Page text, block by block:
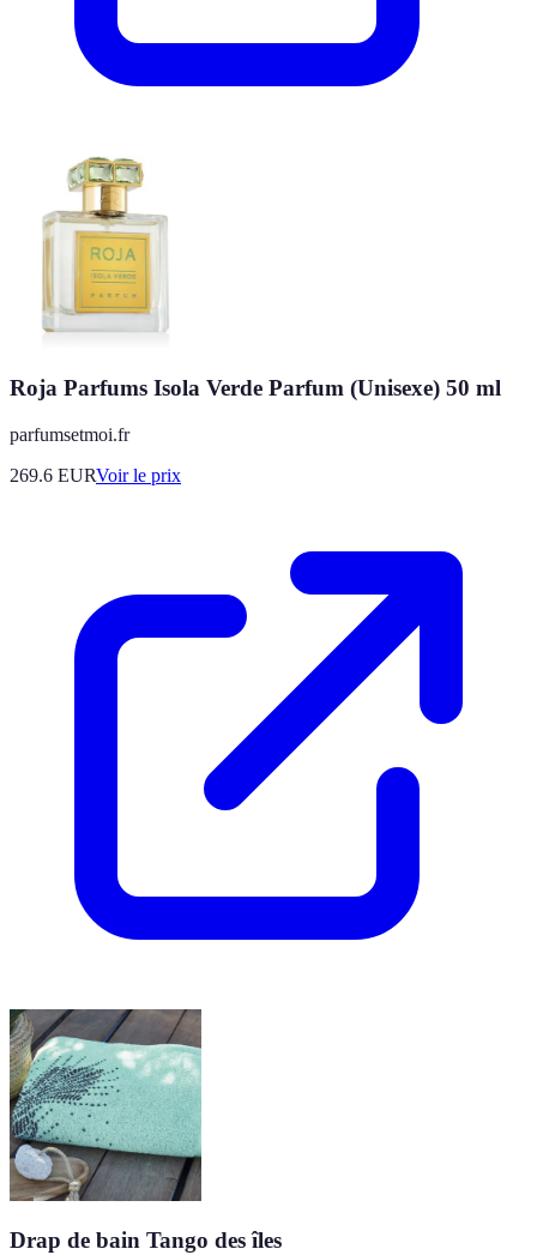
Roja Parfums Isola Verde Parfum (Unisexe) 50 ml
parfumsetmoi.fr
269.6 EURVoir le prix
Drap de bain Tango des îles